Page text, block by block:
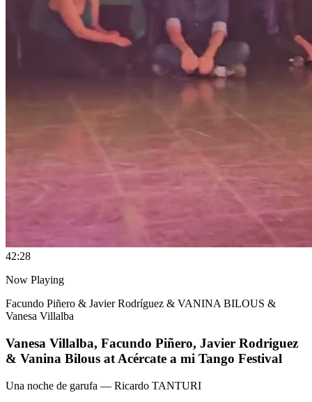
42:28
Now Playing
Facundo Piñero & Javier Rodríguez & VANINA BILOUS &
Vanesa Villalba
Vanesa Villalba, Facundo Piñero, Javier Rodriguez
& Vanina Bilous at Acércate a mi Tango Festival
Una noche de garufa — Ricardo TANTURI